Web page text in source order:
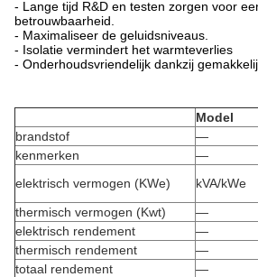
- Lange tijd R&D en testen zorgen voor
betrouwbaarheid.
- Maximaliseer de geluidsniveaus.
- Isolatie vermindert het warmteverlies
- Onderhoudsvriendelijk dankzij
Model
brandstof
—
kenmerken
—
elektrisch vermogen (KWe)
kVA/kWe
thermisch vermogen (Kwt)
—
elektrisch rendement
—
thermisch rendement
—
totaal rendement
—